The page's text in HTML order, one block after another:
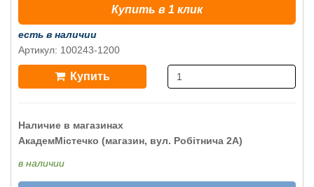
Купить в 1 клик
есть в наличии
Артикул: 100243-1200
Купить
Наличие в магазинах
АкадемМістечко (магазин, вул. Робітнича 2А)
в наличии